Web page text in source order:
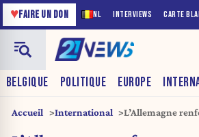
NL INTERVIEWS CARTE
♥FAIRE UN DON
BELGIQUE POLITIQUE EUROPE
Accueil International
L’Allemagne